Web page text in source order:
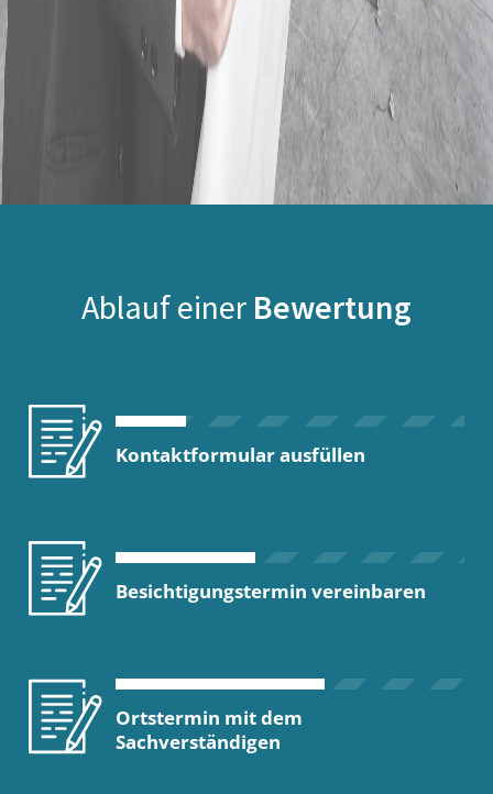
Ablauf einer Bewertung
Kontaktformular ausfüllen
Besichtigungstermin vereinbaren
Ortstermin mit dem
Sachverständigen